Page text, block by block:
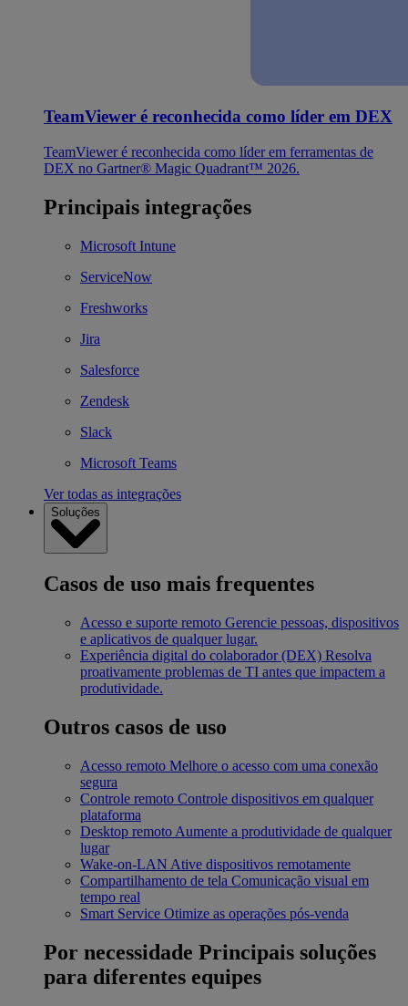
TeamViewer é reconhecida como líder em DEX
TeamViewer é reconhecida como líder em ferramentas de
DEX no Gartner® Magic Quadrant™ 2026.
Principais integrações
Microsoft Intune
ServiceNow
Freshworks
Jira
Salesforce
Zendesk
Slack
Microsoft Teams
Ver todas as integrações
Soluções
Casos de uso mais frequentes
Acesso e suporte remoto Gerencie pessoas, dispositivos
e aplicativos de qualquer lugar.
Experiência digital do colaborador (DEX) Resolva
proativamente problemas de TI antes que impactem a
produtividade.
Outros casos de uso
Acesso remoto Melhore o acesso com uma conexão
segura
Controle remoto Controle dispositivos em qualquer
plataforma
Desktop remoto Aumente a produtividade de qualquer
lugar
Wake-on-LAN Ative dispositivos remotamente
Compartilhamento de tela Comunicação visual em
tempo real
Smart Service Otimize as operações pós-venda
Por necessidade Principais soluções
para diferentes equipes